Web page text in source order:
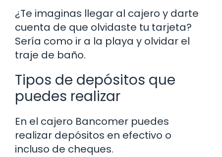
¿Te imaginas llegar al cajero y darte
cuenta de que olvidaste tu tarjeta?
Sería como ir a la playa y olvidar el
traje de baño.
Tipos de depósitos que
puedes realizar
En el cajero Bancomer puedes
realizar depósitos en efectivo o
incluso de cheques.